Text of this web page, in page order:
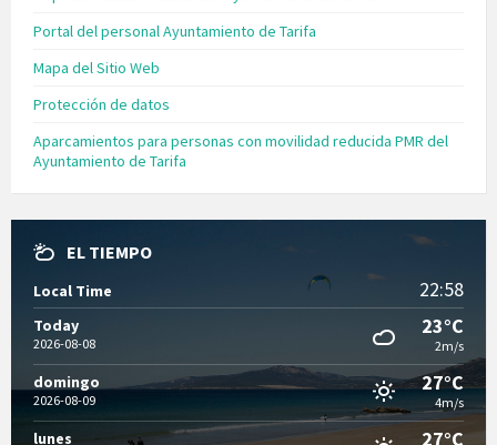
Portal del personal Ayuntamiento de Tarifa
Mapa del Sitio Web
Protección de datos
Aparcamientos para personas con movilidad reducida PMR del
Ayuntamiento de Tarifa
EL TIEMPO
Local Time 22:58
Today
2026-08-08
23°C
2m/s
domingo
2026-08-09
27°C
4m/s
lunes 27°C